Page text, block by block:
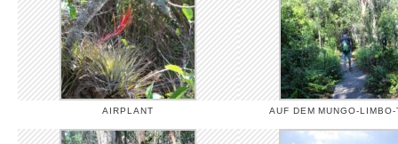
AIRPLANT AUF DEM MUNGO-